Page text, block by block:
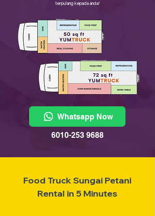
terpulang kepada anda!
Whatsapp Now
6010-253 9688
Food Truck Sungai Petani
Rental in 5 Minutes